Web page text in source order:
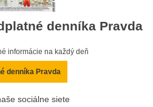
denníka Pravda
informácie na každý deň
denníka Pravda
sociálne siete